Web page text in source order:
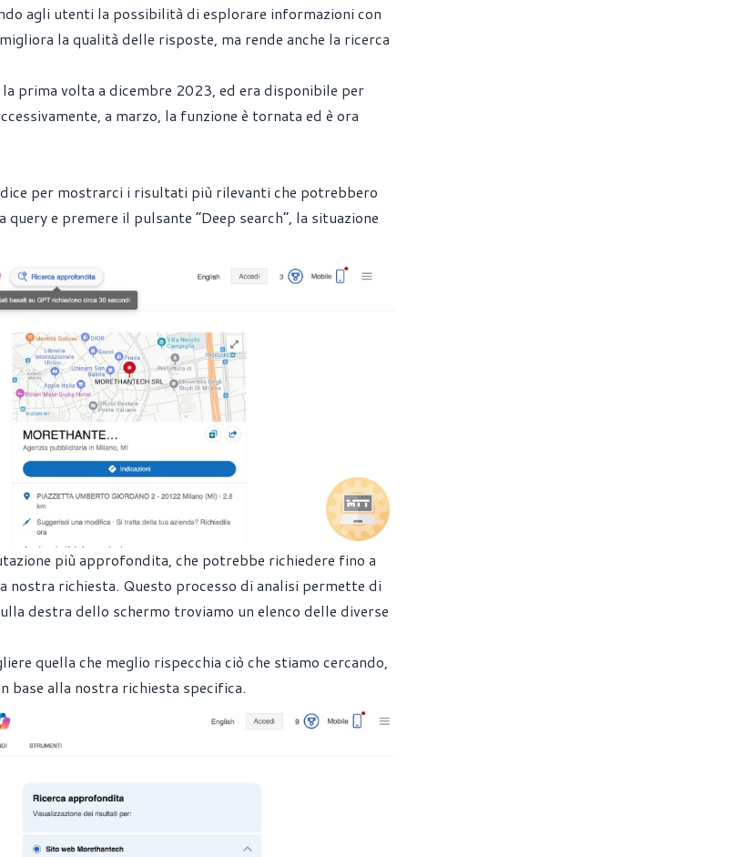
agli utenti la possibilità di esplorare informazioni con
la qualità delle risposte, ma rende anche la ricerca
prima volta a dicembre 2023, ed era disponibile per
a marzo, la funzione è tornata ed è ora
per mostrarci i risultati più rilevanti che potrebbero
e premere il pulsante “Deep search”, la situazione
più approfondita, che potrebbe richiedere fino a
nostra richiesta. Questo processo di analisi permette di
destra dello schermo troviamo un elenco delle diverse
quella che meglio rispecchia ciò che stiamo cercando,
base alla nostra richiesta specifica.